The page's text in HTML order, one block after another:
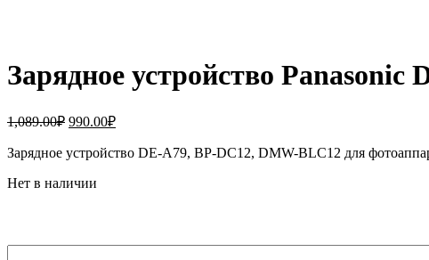
Зарядное устройство
1,089.00₽ Первоначальная
составляла
990.00₽Текущая
990.00₽.
Зарядное устройство DE-A79, BP-DC12, DMW-BLC12 для
Нет в наличии